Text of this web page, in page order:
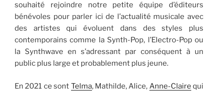
souhaité rejoindre notre petite équipe d’éditeurs
bénévoles pour parler ici de l’actualité musicale avec
des artistes qui évoluent dans des styles plus
contemporains comme la Synth-Pop, l’Electro-Pop ou
la Synthwave en s’adressant par conséquent à un
public plus large et probablement plus jeune.
En 2021 ce sont Telma, Mathilde, Alice, Anne-Claire qui